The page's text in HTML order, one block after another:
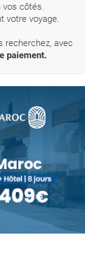
vos côtés.
votre voyage.
recherchez, avec
paiement.